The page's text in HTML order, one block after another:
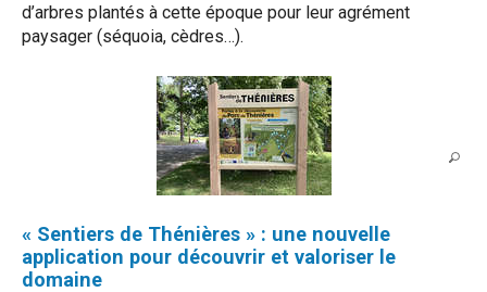
d’arbres plantés à cette époque pour leur agrément
paysager (séquoia, cèdres…).
« Sentiers de Thénières » : une nouvelle
application pour découvrir et valoriser le
domaine